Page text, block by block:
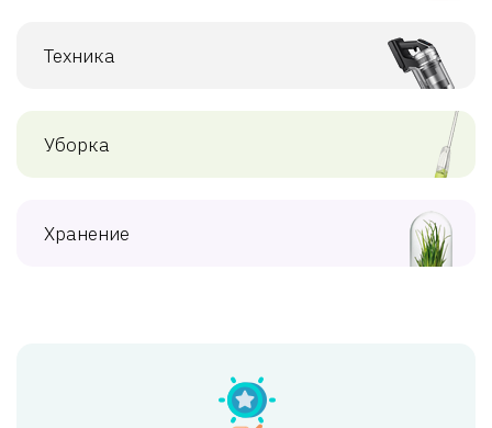
Техника
Уборка
Хранение